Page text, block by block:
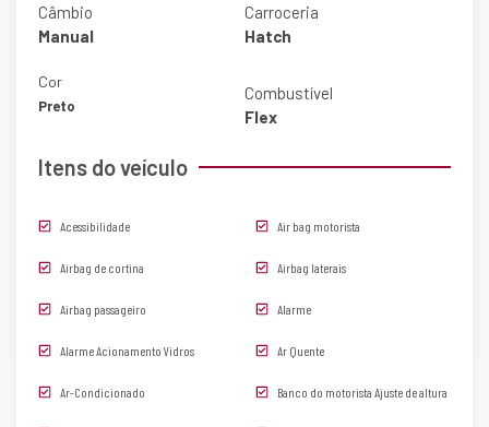
Câmbio
Manual
Carroceria
Hatch
Cor
Preto
Combustível
Flex
Itens do veículo
Acessibilidade Air bag motorista
Airbag de cortina Airbag laterais
Airbag passageiro Alarme
Alarme Acionamento Vidros Ar Quente
Ar-Condicionado Banco do motorista Ajuste de altura